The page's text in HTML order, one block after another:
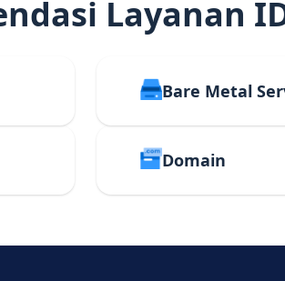
Layanan
Bare Metal
Domain